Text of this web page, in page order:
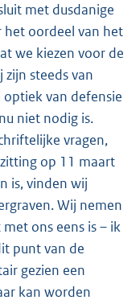
met dusdanige
het oordeel van het
we kiezen voor de
zijn steeds van
van defensie
niet nodig is.
vragen,
op 11 maart
is, vinden wij
Wij nemen
ons eens is – ik
punt van de
gezien een
kan worden